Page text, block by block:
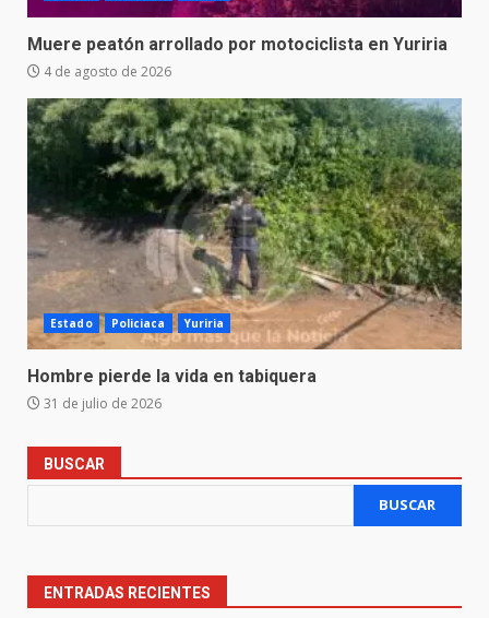
Muere peatón arrollado por motociclista en Yuriria
4 de agosto de 2026
Estado Policiaca Yuriria
Hombre pierde la vida en tabiquera
31 de julio de 2026
BUSCAR
BUSCAR
ENTRADAS RECIENTES